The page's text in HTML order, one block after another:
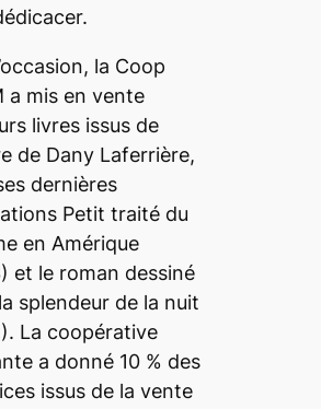
la Coop
a mis en vente
livres issus de
de Dany Laferrière,
dernières
Petit traité du
en Amérique
et le roman dessiné
splendeur de la nuit
La coopérative
a donné 10 % des
issus de la vente